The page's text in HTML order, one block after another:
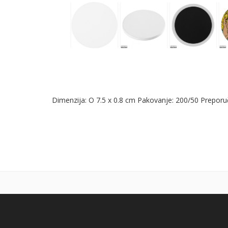
Dimenzija: O 7.5 x 0.8 cm Pakovanje: 200/50